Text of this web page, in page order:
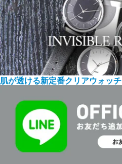
肌が透ける新定番クリアウォッチ